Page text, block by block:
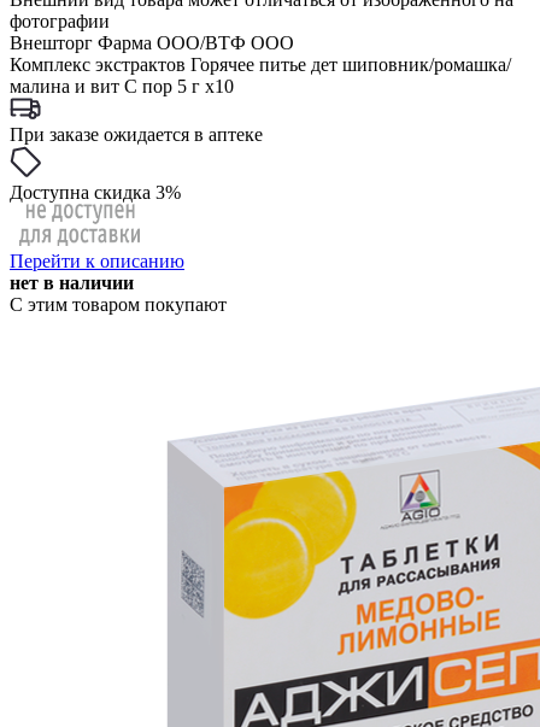
фотографии
Внешторг Фарма ООО/ВТФ ООО
Комплекс экстрактов Горячее питье дет шиповник/ромашка/
малина и вит С пор 5 г x10
При заказе ожидается в аптеке
Доступна скидка 3%
Перейти к описанию
нет в наличии
С этим товаром покупают